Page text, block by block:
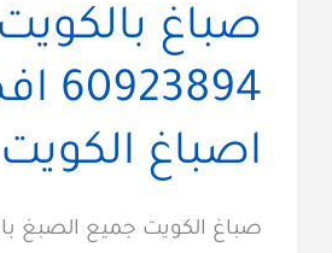
صباغ
اصباغ الكويت
صباغ الكويت جميع الصبغ